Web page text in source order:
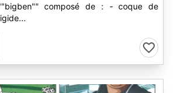
composé de : - coque de